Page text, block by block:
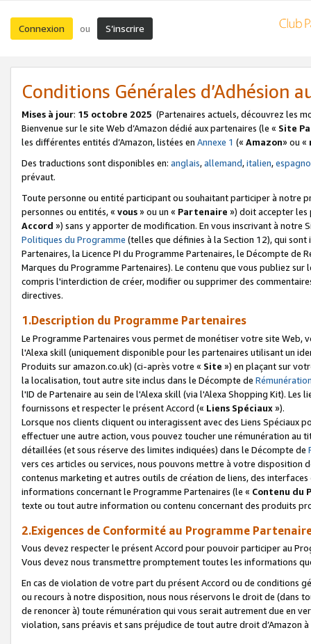
Connexion ou S’inscrire
Conditions Générales d’Adhésion
Mises à jour: 15 octobre 2025 (Partenaires actuels, découvrez les
Bienvenue sur le site Web d’Amazon dédié aux partenaires (le « Site
les différentes entités d’Amazon, listées en Annexe 1 (« Amazon» ou «
Des traductions sont disponibles en: anglais,allemand,italien,
prévaut.
Toute personne ou entité participant ou souhaitant participer à notre
personnes ou entités, « vous» ou un « Partenaire ») doit accepter les
Accord ») sans y apporter de modification. En vous inscrivant à notre
Politiques du Programme (telles que définies à la Section 12), qui
Partenaires, la Licence PI du Programme Partenaires, le Décompte de
Marques du Programme Partenaires). Le contenu que vous publiez
compris l'interdiction de créer, modifier ou supprimer des
directives.
1.Description du Programme Partenaires
Le Programme Partenaires vous permet de monétiser votre site Web,
l'Alexa skill (uniquement disponible pour les partenaires utilisant un
Produits sur amazon.co.uk) (ci-après votre « Site ») en plaçant sur
la localisation, tout autre site inclus dans le Décompte de
l'ID de Partenaire au sein de l'Alexa skill (via l'Alexa Shopping Kit).
fournissons et respecter le présent Accord (« Liens Spéciaux»).
Lorsque nos clients cliquent ou interagissent avec des Liens Spéciaux
effectuer une autre action, vous pouvez toucher une rémunération
détaillées (et sous réserve des limites indiquées) dans le Décompte de
vers ces articles ou services, nous pouvons mettre à votre disposition
contenus marketing et autres outils de création de liens, des
informations concernant le Programme Partenaires (le « Contenu du
texte ou tout autre information ou contenu concernant des produits
2.Exigences de Conformité au Programme
Vous devez respecter le présent Accord pour pouvoir participer au
Vous devez nous transmettre promptement toutes les informations
En cas de violation de votre part du présent Accord ou de conditions
ou recours à notre disposition, nous nous réservons le droit de (dans
de renoncer à) toute rémunération qui vous serait autrement due en
violation, sans préavis et sans préjudice de tout autre droit